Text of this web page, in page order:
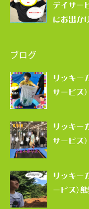
デイサー
にお出か
ブログ
リッキー
サービス
リッキー
サービス
リッキー
ービス)熊